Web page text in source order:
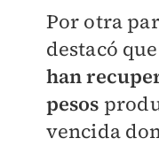
Por otra
destacó
han
pesos
vencida